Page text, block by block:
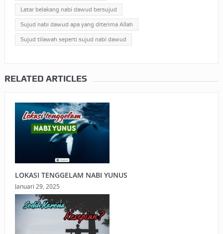
Latar belakang nabi dawud bersujud
Sujud nabi dawud apa yang diterima Allah
Sujud tilawah seperti sujud nabi dawud
RELATED ARTICLES
LOKASI TENGGELAM NABI YUNUS
Januari 29, 2025